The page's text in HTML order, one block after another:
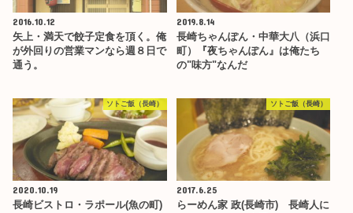
2016.10.12
矢上・満天で餃子定食を頂く。俺
が外回りの営業マンなら週８日で
通う。
2019.8.14
長崎ちゃんぽん・中華大八（浜口
町）『夜ちゃんぽん』は俺たち
の"味方"なんだ
ソトご飯（長崎）
2020.10.19
長崎ビストロ・ラポール(魚の町)
ソトご飯（長崎）
2017.6.25
らーめん家 政(長崎市) 長崎人に